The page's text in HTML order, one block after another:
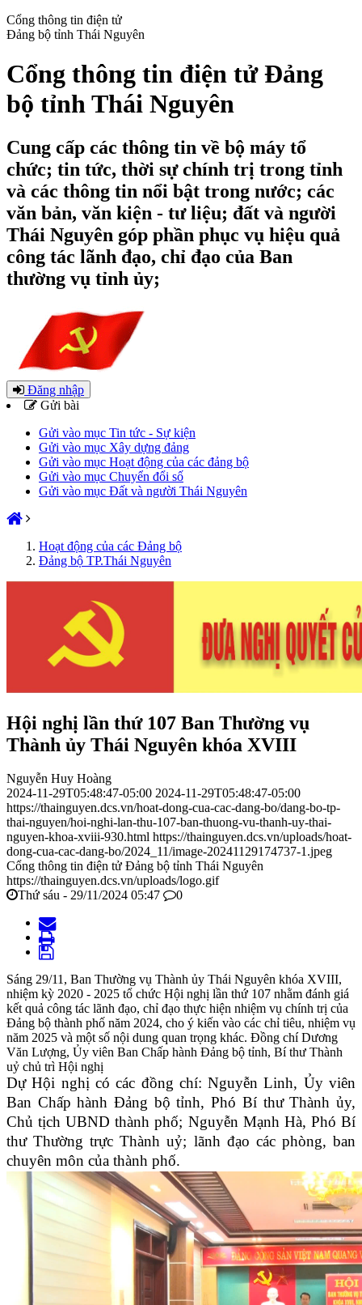
Cổng thông tin điện tử
Đảng bộ tỉnh Thái Nguyên
Cổng thông tin điện tử Đảng
bộ tỉnh Thái Nguyên
Cung cấp các thông tin về bộ máy tổ
chức; tin tức, thời sự chính trị trong tỉnh
và các thông tin nổi bật trong nước; các
văn bản, văn kiện - tư liệu; đất và người
Thái Nguyên góp phần phục vụ hiệu quả
công tác lãnh đạo, chỉ đạo của Ban
thường vụ tỉnh ủy;
Đăng nhập
Gửi bài
Gửi vào mục Tin tức - Sự kiện
Gửi vào mục Xây dựng đảng
Gửi vào mục Hoạt động của các đảng bộ
Gửi vào mục Chuyển đổi số
Gửi vào mục Đất và người Thái Nguyên
Hoạt động của các Đảng bộ
Đảng bộ TP.Thái Nguyên
Hội nghị lần thứ 107 Ban Thường vụ
Thành ủy Thái Nguyên khóa XVIII
Nguyễn Huy Hoàng
2024-11-29T05:48:47-05:00 2024-11-29T05:48:47-05:00
https://thainguyen.dcs.vn/hoat-dong-cua-cac-dang-bo/dang-bo-tp-
thai-nguyen/hoi-nghi-lan-thu-107-ban-thuong-vu-thanh-uy-thai-
nguyen-khoa-xviii-930.html https://thainguyen.dcs.vn/uploads/hoat-
dong-cua-cac-dang-bo/2024_11/image-20241129174737-1.jpeg
Cổng thông tin điện tử Đảng bộ tỉnh Thái Nguyên
https://thainguyen.dcs.vn/uploads/logo.gif
Thứ sáu - 29/11/2024 05:47
0
Sáng 29/11, Ban Thường vụ Thành ủy Thái Nguyên khóa XVIII,
nhiệm kỳ 2020 - 2025 tổ chức Hội nghị lần thứ 107 nhằm đánh giá
kết quả công tác lãnh đạo, chỉ đạo thực hiện nhiệm vụ chính trị của
Đảng bộ thành phố năm 2024, cho ý kiến vào các chỉ tiêu, nhiệm vụ
năm 2025 và một số nội dung quan trọng khác. Đồng chí Dương
Văn Lượng, Ủy viên Ban Chấp hành Đảng bộ tỉnh, Bí thư Thành
uỷ chủ trì Hội nghị
Dự Hội nghị có các đồng chí: Nguyễn Linh, Ủy viên
Ban Chấp hành Đảng bộ tỉnh, Phó Bí thư Thành ủy,
Chủ tịch UBND thành phố; Nguyễn Mạnh Hà, Phó Bí
thư Thường trực Thành uỷ; lãnh đạo các phòng, ban
chuyên môn của thành phố.